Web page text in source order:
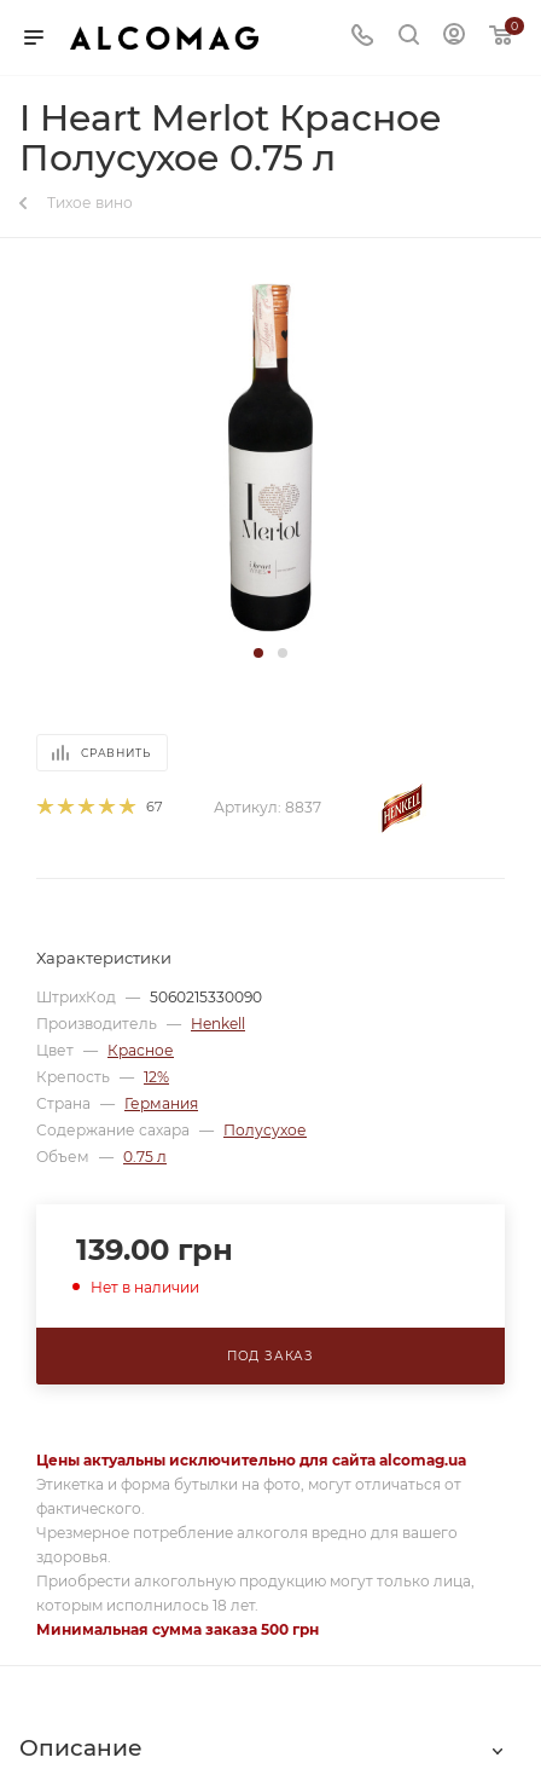
0
I Heart Merlot Красное
Полусухое 0.75 л
Тихое вино
СРАВНИТЬ
67 Артикул: 8837
Характеристики
ШтрихКод — 5060215330090
Производитель — Henkell
Цвет — Красное
Крепость — 12%
Страна — Германия
Содержание сахара — Полусухое
Объем — 0.75 л
139.00 грн
Нет в наличии
ПОД ЗАКАЗ
Цены актуальны исключительно для сайта alcomag.ua
Этикетка и форма бутылки на фото, могут отличаться от
фактического.
Чрезмерное потребление алкоголя вредно для вашего
здоровья.
Приобрести алкогольную продукцию могут только лица,
которым исполнилось 18 лет.
Минимальная сумма заказа 500 грн
Описание